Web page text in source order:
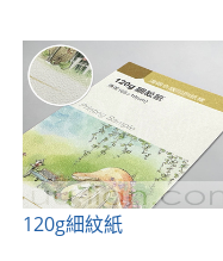
120g細紋紙